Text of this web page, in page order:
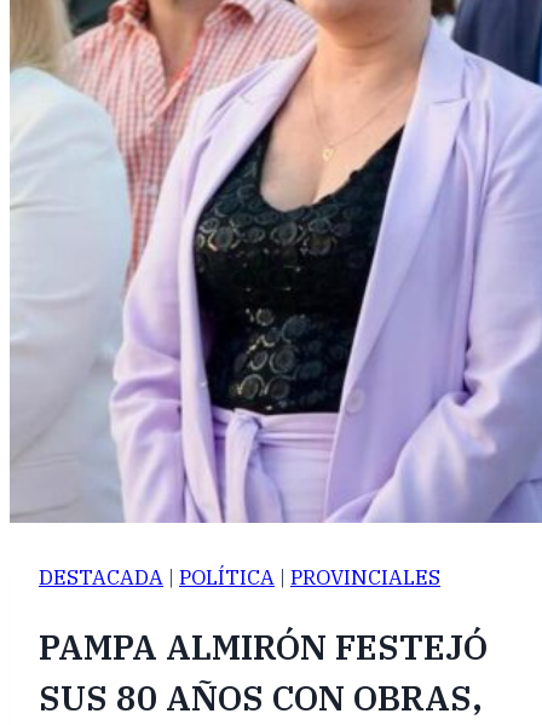
DESTACADA | POLÍTICA | PROVINCIALES
PAMPA ALMIRÓN FESTEJÓ
SUS 80 AÑOS CON OBRAS,